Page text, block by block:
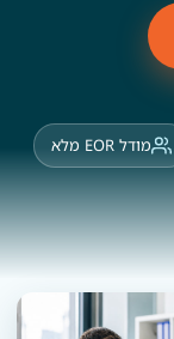
מודל EOR מלא